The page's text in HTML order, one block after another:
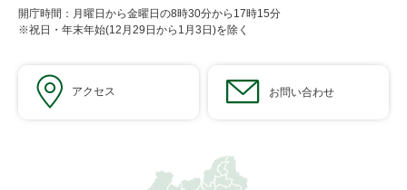
開庁時間：月曜日から金曜日の8時30分から17時15分
※祝日・年末年始(12月29日から1月3日)を除く
アクセス お問い合わせ